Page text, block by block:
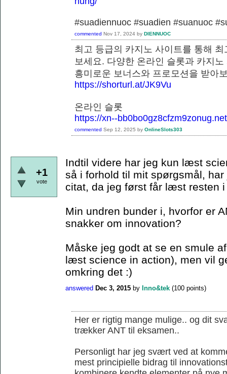
#suadiennuoc #suadien #suanuoc
commented Nov 17, 2024 by DIENNUOC
최고 등급의 카지노 사이트를 통해
보세요. 다양한 온라인 슬롯과 카지
흥미로운 보너스와 프로모션을
https://shorturl.at/JK9Vu
온라인 슬롯
https://xn--bb0bo0gz8cfzm9zonug.net
commented Sep 12, 2025 by OnlineSlots303
+1
vote
Indtil videre har jeg kun læst
så i forhold til mit spørgsmål,
citat, da jeg først får læst resten i
Min undren bunder i, hvorfor er
snakker om innovation?
Måske jeg godt at se en smule
læst science in action), men vil
omkring det :)
answered Dec 3, 2015 by Inno&tek (100 points)
Her er rigtig mange mulige.. og dit
trækker ANT til eksamen..
Personligt har jeg svært ved at
mest principielle bidrag til